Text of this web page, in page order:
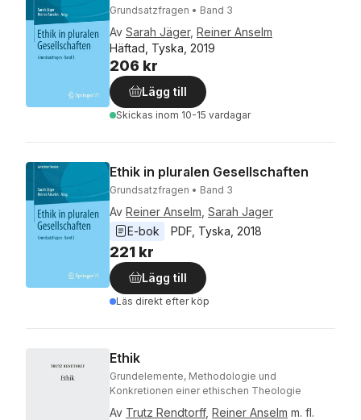
Grundsatzfragen • Band 3
Av Sarah Jäger, Reiner Anselm
Häftad, Tyska, 2019
206 kr
Lägg till
Skickas inom 10-15 vardagar
Ethik in pluralen Gesellschaften
Grundsatzfragen • Band 3
Av Reiner Anselm Sarah Jager
E-bok
PDF Tyska 2018
221 kr
Lägg till
Läs direkt efter köp
Ethik
Grundelemente, Methodologie und
Konkretionen einer ethischen Theologie
Av Trutz Rendtorff, Reiner Anselm m. fl.